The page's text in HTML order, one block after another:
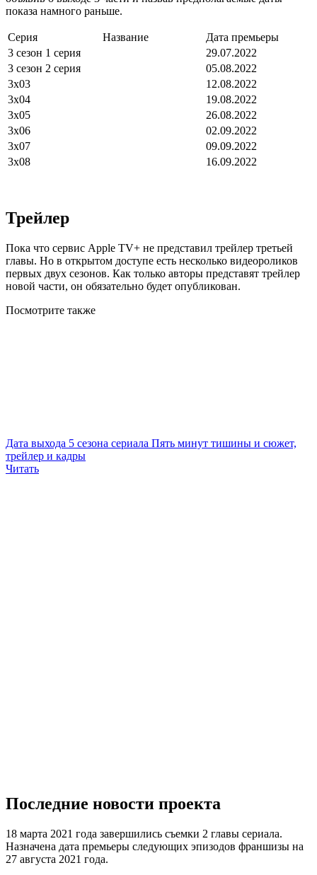
показа намного раньше.
Серия Название
Дата премьеры
3 сезон 1 серия
29.07.2022
3 сезон 2 серия
05.08.2022
3х03
12.08.2022
3х04
19.08.2022
3х05
26.08.2022
3х06
02.09.2022
3х07
09.09.2022
3х08
16.09.2022
Трейлер
Пока что сервис Apple TV+ не представил трейлер третьей
главы. Но в открытом доступе есть несколько видеороликов
первых двух сезонов. Как только авторы представят трейлер
новой части, он обязательно будет опубликован.
Посмотрите также
Дата выхода 5 сезона сериала Пять минут тишины и сюжет,
трейлер и кадры
Читать
Последние новости проекта
18 марта 2021 года завершились съемки 2 главы сериала.
Назначена дата премьеры следующих эпизодов франшизы на
27 августа 2021 года.